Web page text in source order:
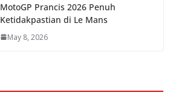
MotoGP Prancis 2026 Penuh
Ketidakpastian di Le Mans
May 8, 2026